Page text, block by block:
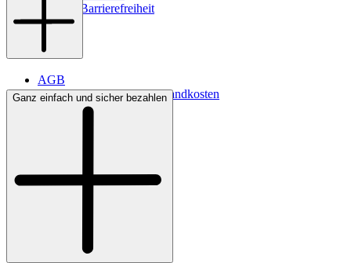
Digitale Barrierefreiheit
AGB
Lieferbedingungen & Versandkosten
Bezahlung
Ganz einfach und sicher bezahlen